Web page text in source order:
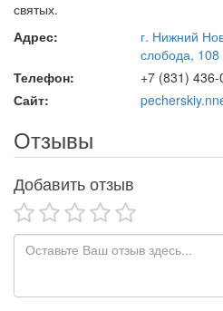
святых.
Адрес:
г. Нижний
слобода, 108
Телефон:
+7 (831) 436-
Сайт:
Отзывы
Добавить отзыв